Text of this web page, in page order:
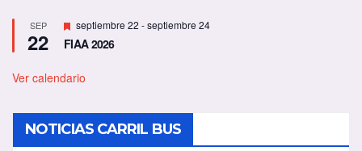
SEP
22
D
e
s
a
d
o
septiembre 22 -septiembre 24
FIAA 2026
Ver calendario
NOTICIAS CARRIL BUS